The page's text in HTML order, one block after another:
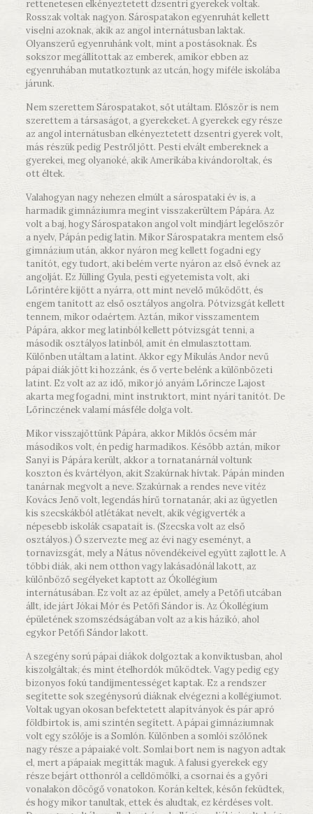
rettenetesen elkényeztetett dzsentri gyerekek voltak.
Rosszak voltak nagyon. Sárospatakon egyenruhát kellett
viselni azoknak, akik az angol internátusban laktak.
Olyanszerű egyenruhánk volt, mint a postásoknak. És
sokszor megállítottak az emberek, amikor ebben az
egyenruhában mutatkoztunk az utcán, hogy miféle iskolába
járunk.
Nem szerettem Sárospatakot, sőt utáltam. Először is nem
szerettem a társaságot, a gyerekeket. A gyerekek egy része
az angol internátusban elkényeztetett dzsentri gyerek volt,
más részük pedig Pestről jött. Pesti elvált embereknek a
gyerekei, meg olyanoké, akik Amerikába kivándoroltak, és
ott éltek.
Valahogyan nagy nehezen elmúlt a sárospataki év is, a
harmadik gimnáziumra megint visszakerültem Pápára. Az
volt a baj, hogy Sárospatakon angol volt mindjárt legelőször
a nyelv, Pápán pedig latin. Mikor Sárospatakra mentem első
gimnázium után, akkor nyáron meg kellett fogadni egy
tanítót, egy tudort, aki belém verte nyáron az első évnek az
angolját. Ez Jülling Gyula, pesti egyetemista volt, aki
Lőrintére kijött a nyárra, ott mint nevelő működött, és
engem tanított az első osztályos angolra. Pótvizsgát kellett
tennem, mikor odaértem. Aztán, mikor visszamentem
Pápára, akkor meg latinból kellett pótvizsgát tenni, a
második osztályos latinból, amit én elmulasztottam.
Különben utáltam a latint. Akkor egy Mikulás Andor nevű
pápai diák jött ki hozzánk, és ő verte belénk a különbözeti
latint. Ez volt az az idő, mikor jó anyám Lőrincze Lajost
akarta megfogadni, mint instruktort, mint nyári tanítót. De
Lőrinczének valami másféle dolga volt.
Mikor visszajöttünk Pápára, akkor Miklós öcsém már
másodikos volt, én pedig harmadikos. Később aztán, mikor
Sanyi is Pápára került, akkor a tornatanárnál voltunk
koszton és kvártélyon, akit Szakúrnak hívtak. Pápán minden
tanárnak megvolt a neve. Szakúrnak a rendes neve vitéz
Kovács Jenő volt, legendás hírű tornatanár, aki az ügyetlen
kis szecskákból atlétákat nevelt, akik végigverték a
népesebb iskolák csapatait is. (Szecska volt az első
osztályos.) Ő szervezte meg az évi nagy eseményt, a
tornavizsgát, mely a Nátus növendékeivel együtt zajlott le. A
többi diák, aki nem otthon vagy lakásadónál lakott, az
különböző segélyeket kaptott az Ókollégium
internátusában. Ez volt az az épület, amely a Petőfi utcában
állt, ide járt Jókai Mór és Petőfi Sándor is. Az Ókollégium
épületének szomszédságában volt az a kis házikó, ahol
egykor Petőfi Sándor lakott.
A szegény sorú pápai diákok dolgoztak a konviktusban, ahol
kiszolgáltak, és mint ételhordók működtek. Vagy pedig egy
bizonyos fokú tandíjmentességet kaptak. Ez a rendszer
segítette sok szegénysorú diáknak elvégezni a kollégiumot.
Voltak ugyan okosan befektetett alapítványok és pár apró
földbirtok is, ami szintén segített. A pápai gimnáziumnak
volt egy szőlője is a Somlón. Különben a somlói szőlőnek
nagy része a pápaiaké volt. Somlai bort nem is nagyon adtak
el, mert a pápaiak megitták maguk. A falusi gyerekek egy
része bejárt otthonról a celldömölki, a csornai és a győri
vonalakon döcögő vonatokon. Korán keltek, későn feküdtek,
és hogy mikor tanultak, ettek és aludtak, ez kérdéses volt.